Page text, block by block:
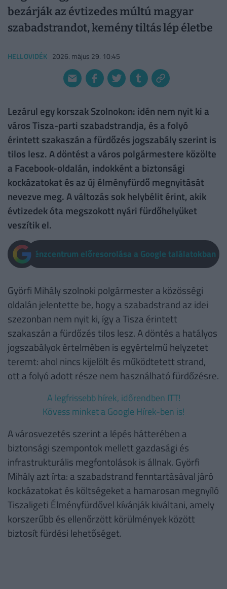
bezárják az évtizedes múltú magyar
szabadstrandot, kemény tiltás lép életbe
HELLOVIDÉK 2026. május 29. 10:45
Lezárul egy korszak Szolnokon: idén nem nyit ki a
város Tisza-parti szabadstrandja, és a folyó
érintett szakaszán a fürdőzés jogszabály szerint is
tilos lesz. A döntést a város polgármestere közölte
a Facebook-oldalán, indokként a biztonsági
kockázatokat és az új élményfürdő megnyitását
nevezve meg. A változás sok helybélit érint, akik
évtizedek óta megszokott nyári fürdőhelyüket
veszítik el.
Pénzcentrum előresorolása a Google találatokban
Györfi Mihály szolnoki polgármester a közösségi
oldalán jelentette be, hogy a szabadstrand az idei
szezonban nem nyit ki, így a Tisza érintett
szakaszán a fürdőzés tilos lesz. A döntés a hatályos
jogszabályok értelmében is egyértelmű helyzetet
teremt: ahol nincs kijelölt és működtetett strand,
ott a folyó adott része nem használható fürdőzésre.
A legfrissebb hírek, időrendben ITT!
Kövess minket a Google Hírek-ben is!
A városvezetés szerint a lépés hátterében a
biztonsági szempontok mellett gazdasági és
infrastrukturális megfontolások is állnak. Györfi
Mihály azt írta: a szabadstrand fenntartásával járó
kockázatokat és költségeket a hamarosan megnyíló
Tiszaligeti Élményfürdővel kívánják kiváltani, amely
korszerűbb és ellenőrzött körülmények között
biztosít fürdési lehetőséget.